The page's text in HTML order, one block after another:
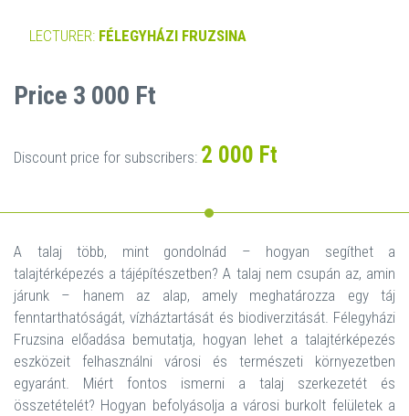
LECTURER: FÉLEGYHÁZI FRUZSINA
Price 3 000 Ft
Discount price for subscribers: 2 000 Ft
A talaj több, mint gondolnád – hogyan segíthet a
talajtérképezés a tájépítészetben? A talaj nem csupán az, amin
járunk – hanem az alap, amely meghatározza egy táj
fenntarthatóságát, vízháztartását és biodiverzitását. Félegyházi
Fruzsina előadása bemutatja, hogyan lehet a talajtérképezés
eszközeit felhasználni városi és természeti környezetben
egyaránt. Miért fontos ismerni a talaj szerkezetét és
összetételét? Hogyan befolyásolja a városi burkolt felületek a